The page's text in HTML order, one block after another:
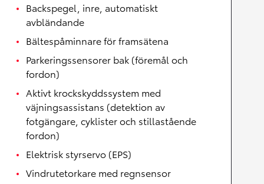
Backspegel, inre, automatiskt
avbländande
Bältespåminnare för framsätena
Parkeringssensorer bak (föremål och
fordon)
Aktivt krockskyddssystem med
väjningsassistans (detektion av
fotgängare, cyklister och stillastående
fordon)
Elektrisk styrservo (EPS)
Vindrutetorkare med regnsensor